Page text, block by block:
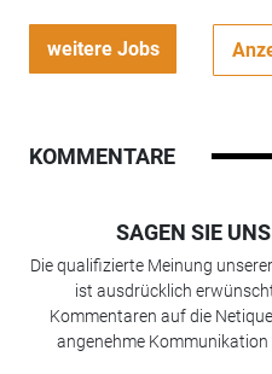
weitere Jobs
KOMMENTARE
SAGEN SIE
Die qualifizierte Meinung
ist ausdrücklich
Kommentaren auf die
angenehme Kommunikation